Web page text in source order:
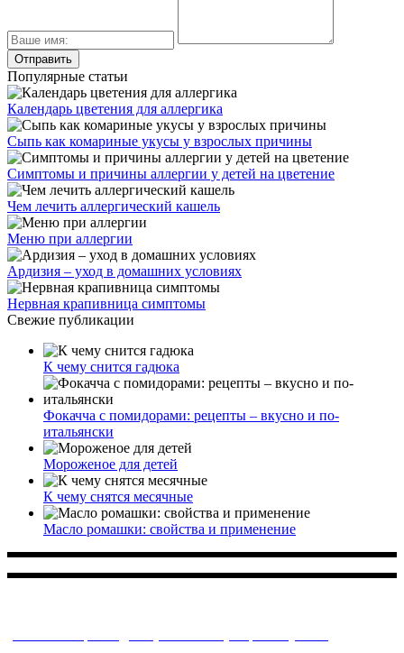
Популярные статьи
Календарь цветения для аллергика
Сыпь как комариные укусы у взрослых причины
Симптомы и причины аллергии у детей на цветение
Чем лечить аллергический кашель
Меню при аллергии
Ардизия – уход в домашних условиях
Нервная крапивница симптомы
Свежие публикации
К чему снится гадюка
Фокачча с помидорами: рецепты – вкусно и по-
итальянски
Мороженое для детей
К чему снятся месячные
Масло ромашки: свойства и применение